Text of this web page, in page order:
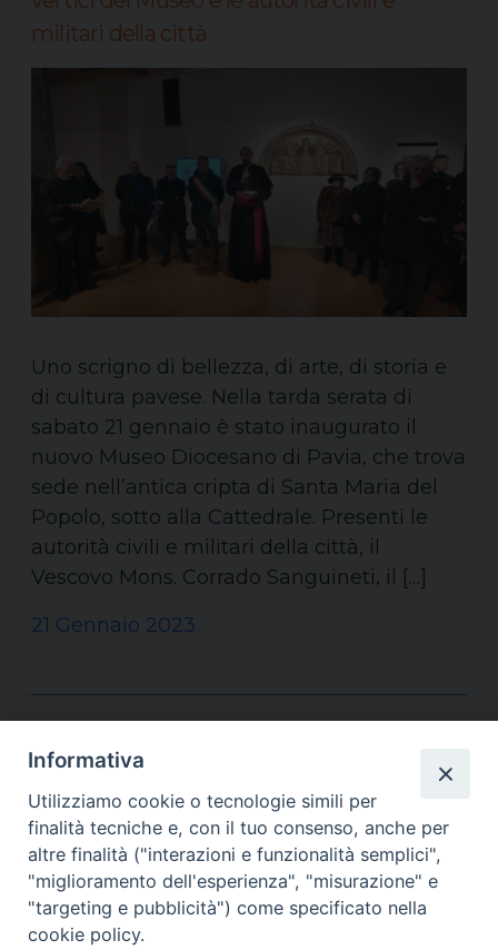
militari della città
Uno scrigno di bellezza, di arte, di storia e
di cultura pavese. Nella tarda serata di
sabato 21 gennaio è stato inaugurato il
nuovo Museo Diocesano di Pavia, che trova
sede nell’antica cripta di Santa Maria del
Popolo, sotto alla Cattedrale. Presenti le
autorità civili e militari della città, il
Vescovo Mons. Corrado Sanguineti, il […]
21 Gennaio 2023
Informativa
Utilizziamo cookie o tecnologie simili per
finalità tecniche e, con il tuo consenso, anche per
altre finalità ("interazioni e funzionalità semplici",
"miglioramento dell'esperienza", "misurazione" e
"targeting e pubblicità") come specificato nella
cookie policy.